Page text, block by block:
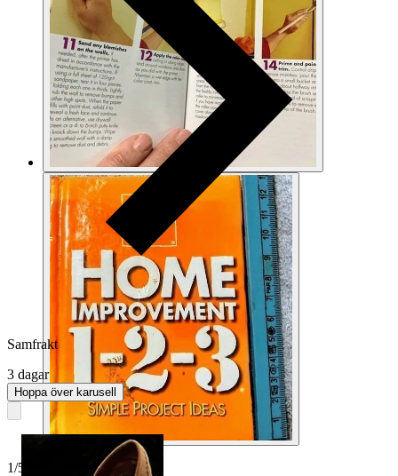
1/5
Samfrakt
3 dagar
Hoppa över karusell